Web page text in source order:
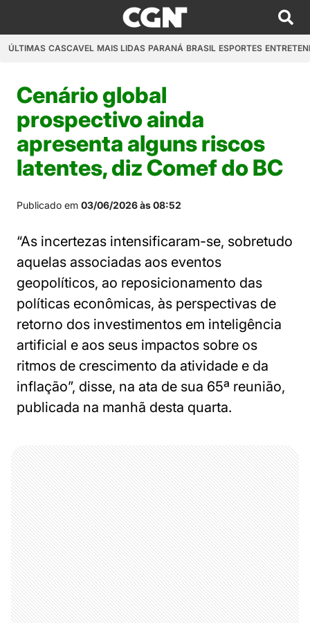
ÚLTIMAS CASCAVEL MAIS LIDAS PARANÁ BRASIL ESPORTES
Cenário global
prospectivo ainda
apresenta alguns riscos
latentes, diz Comef do BC
Publicado em 03/06/2026 às 08:52
“As incertezas intensificaram-se, sobretudo
aquelas associadas aos eventos
geopolíticos, ao reposicionamento das
políticas econômicas, às perspectivas de
retorno dos investimentos em inteligência
artificial e aos seus impactos sobre os
ritmos de crescimento da atividade e da
inflação”, disse, na ata de sua 65ª reunião,
publicada na manhã desta quarta.